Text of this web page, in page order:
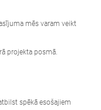
mēs varam veikt
projekta posmā.
spēkā esošajiem